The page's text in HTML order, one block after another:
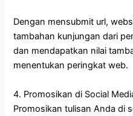
Dengan mensubmit url,
tambahan kunjungan dari
dan mendapatkan nilai
menentukan peringkat web.
4. Promosikan di Social
Promosikan tulisan Anda di